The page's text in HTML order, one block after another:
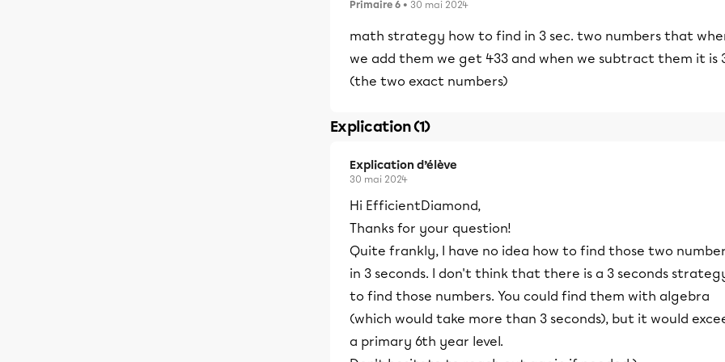
Primaire 6 • 30 mai 2024
math strategy how to find in 3 sec. two numbers that
we add them we get 433 and when we subtract them it is
(the two exact numbers)
Explication (1)
Explication d’élève
30 mai 2024
Hi EfficientDiamond,
Thanks for your question!
Quite frankly, I have no idea how to find those two
in 3 seconds. I don't think that there is a 3 seconds
to find those numbers. You could find them with algebra
(which would take more than 3 seconds), but it would
a primary 6th year level.